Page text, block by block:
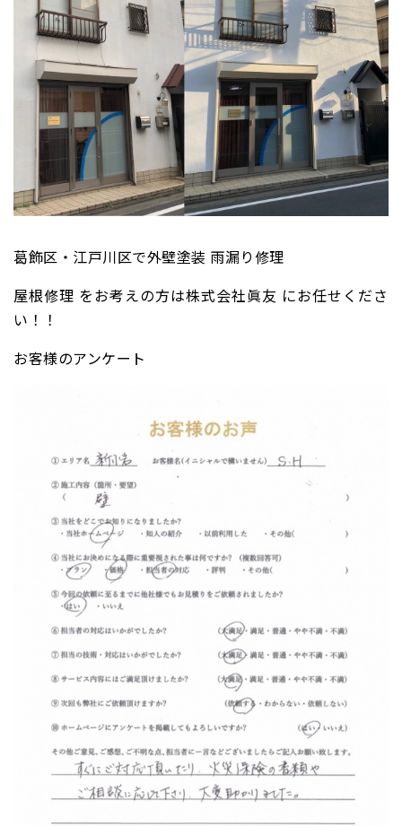
葛飾区・江戸川区で外壁塗装 雨漏り修理
屋根修理 をお考えの方は株式会社眞友 にお任せくださ
い！！
お客様のアンケート